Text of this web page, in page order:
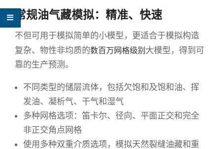
常规油气藏模拟：精准、快速
不但可用于模拟简单的小模型，更适合于模拟构造
复杂、物性非均质的数百万网格级别大模型，得到可
靠的生产预测。
不同类型的储层流体，包括欠饱和及饱和油、挥
发油、凝析气、干气和湿气
多种网格选项：笛卡尔、径向、平面正交和完全
非正交角点网格
使用多种双重介质选项，模拟天然裂缝油藏和重